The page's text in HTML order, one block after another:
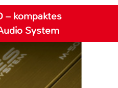
– kompaktes
System